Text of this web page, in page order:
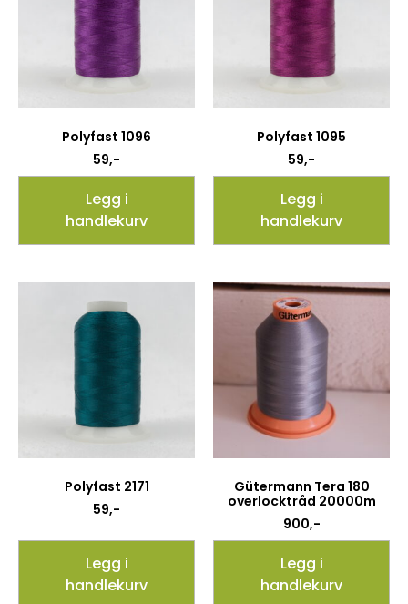
Polyfast 1096
59,-
Legg i
handlekurv
Polyfast 1095
59,-
Legg i
handlekurv
Polyfast 2171
59,-
Legg i
handlekurv
Gütermann Tera 180
overlocktråd 20000m
900,-
Legg i
handlekurv